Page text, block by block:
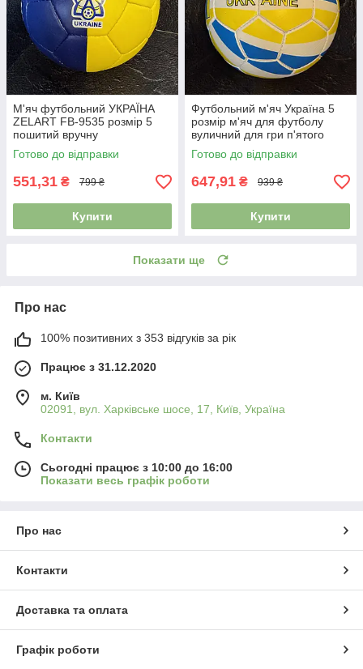
М'яч футбольний УКРАЇНА
ZELART FB-9535 розмір 5
пошитий вручну
Готово до відправки
551,31 ₴ 799 ₴
Купити
Футбольний м'яч Україна 5
розмір м'яч для футболу
вуличний для гри п'ятого
розміру зшитий FB-0047-784
Готово до відправки
647,91 ₴ 939 ₴
Купити
Показати ще
Про нас
100% позитивних з 353 відгуків за рік
Працює з 31.12.2020
м. Київ
02091, вул. Харківське шосе, 17, Київ, Україна
Контакти
Сьогодні працює з 10:00 до 16:00
Показати весь графік роботи
Про нас
Контакти
Доставка та оплата
Графік роботи